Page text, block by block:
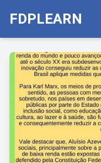
FDPLEARN